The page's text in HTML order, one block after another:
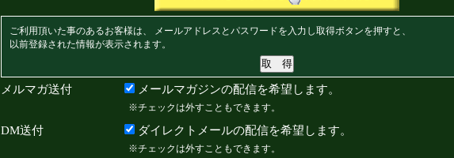
ご利用頂いた事のあるお客様は、 メールアドレスとパスワードを入力し取得ボタンを押すと、
以前登録された情報が表示されます。
メルマガ送付 メールマガジンの配信を希望します。
※チェックは外すこともできます。
DM送付 ダイレクトメールの配信を希望します。
※チェックは外すこともできます。